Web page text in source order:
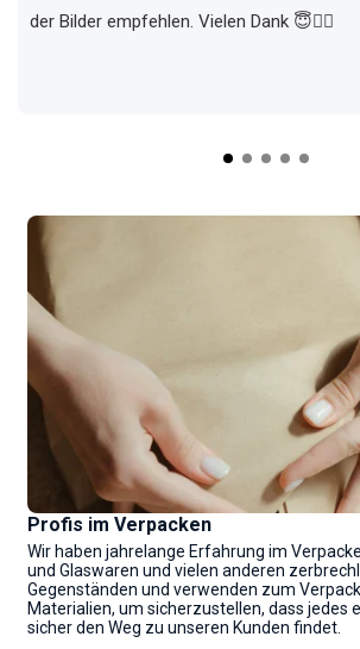
der Bilder empfehlen. Vielen Dank 😇✌🏼
Profis im Verpacken
Wir haben jahrelange Erfahrung im
und Glaswaren und vielen anderen
Gegenständen und verwenden zum
Materialien, um sicherzustellen, dass jedes
sicher den Weg zu unseren Kunden findet.